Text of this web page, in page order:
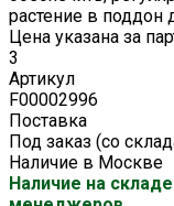
растение в поддон
Цена указана за
3
Артикул
F00002996
Поставка
Под заказ (со
Наличие в Москве
Наличие на